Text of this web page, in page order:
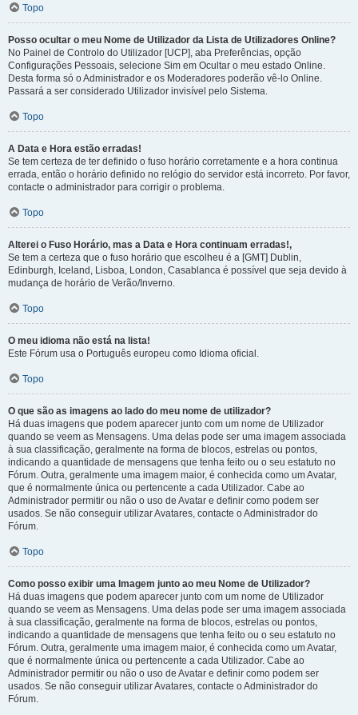
Topo
Posso ocultar o meu Nome de Utilizador da Lista de Utilizadores Online?
No Painel de Controlo do Utilizador [UCP], aba Preferências, opção
Configurações Pessoais, selecione Sim em Ocultar o meu estado Online.
Desta forma só o Administrador e os Moderadores poderão vê-lo Online.
Passará a ser considerado Utilizador invisível pelo Sistema.
Topo
A Data e Hora estão erradas!
Se tem certeza de ter definido o fuso horário corretamente e a hora continua
errada, então o horário definido no relógio do servidor está incorreto. Por favor,
contacte o administrador para corrigir o problema.
Topo
Alterei o Fuso Horário, mas a Data e Hora continuam erradas!,
Se tem a certeza que o fuso horário que escolheu é a [GMT] Dublin,
Edinburgh, Iceland, Lisboa, London, Casablanca é possível que seja devido à
mudança de horário de Verão/Inverno.
Topo
O meu idioma não está na lista!
Este Fórum usa o Português europeu como Idioma oficial.
Topo
O que são as imagens ao lado do meu nome de utilizador?
Há duas imagens que podem aparecer junto com um nome de Utilizador
quando se veem as Mensagens. Uma delas pode ser uma imagem associada
à sua classificação, geralmente na forma de blocos, estrelas ou pontos,
indicando a quantidade de mensagens que tenha feito ou o seu estatuto no
Fórum. Outra, geralmente uma imagem maior, é conhecida como um Avatar,
que é normalmente única ou pertencente a cada Utilizador. Cabe ao
Administrador permitir ou não o uso de Avatar e definir como podem ser
usados. Se não conseguir utilizar Avatares, contacte o Administrador do
Fórum.
Topo
Como posso exibir uma Imagem junto ao meu Nome de Utilizador?
Há duas imagens que podem aparecer junto com um nome de Utilizador
quando se veem as Mensagens. Uma delas pode ser uma imagem associada
à sua classificação, geralmente na forma de blocos, estrelas ou pontos,
indicando a quantidade de mensagens que tenha feito ou o seu estatuto no
Fórum. Outra, geralmente uma imagem maior, é conhecida como um Avatar,
que é normalmente única ou pertencente a cada Utilizador. Cabe ao
Administrador permitir ou não o uso de Avatar e definir como podem ser
usados. Se não conseguir utilizar Avatares, contacte o Administrador do
Fórum.